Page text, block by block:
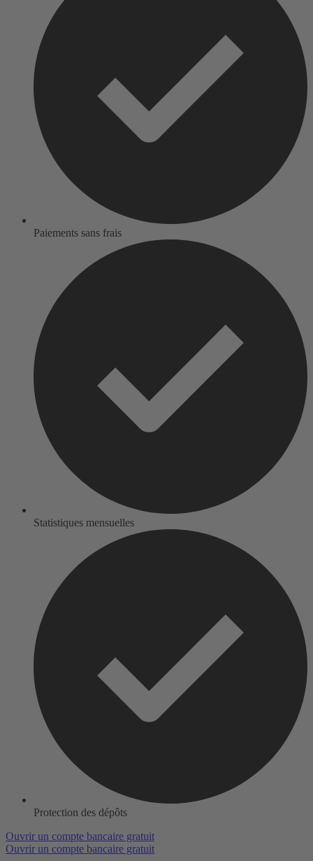
Paiements sans frais
Statistiques mensuelles
Protection des dépôts
Ouvrir un compte bancaire gratuit
Ouvrir un compte bancaire gratuit